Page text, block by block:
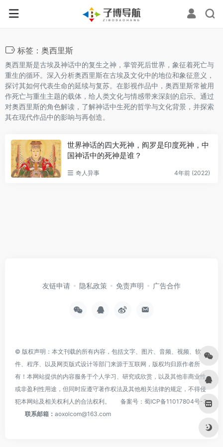
标签：奥西里斯
奥西里斯是古埃及神话中的复生之神，掌管死后世界，象征着死亡与
重生的循环。深入分析奥西里斯在古埃及文化中的地位和象征意义，
探讨其如何代表生命的延续与复苏。在影视作品中，奥西里斯常被用
作死亡与重生主题的载体，给人类文化与情感带来深刻的启示。通过
对奥西里斯的角色解读，了解神话中生死的哲学与文化背景，并探索
其在现代作品中的影响与再创造。
世界神话的四大死神，阎罗是印度死神，中
国神话中的死神是谁？
奇人异事 4年前 (2022)
友链申请 隐私政策 免责声明 广告合作
© 版权声明：本文刊载的所有内容，包括文字、图片、音频、视频、软
件、程序、以及网页版式设计等部门来源于互联网，版权均归原作者所
有！本网站提供的内容服务于个人学习、研究或欣赏，以及其他非商业性
或非盈利性用途，但同时应遵守著作权法及其他相关法律的规定，不得侵
犯本网站及相关权利人的合法权利。
备案号： 蜀ICP备11017804号-3
联系邮箱： aoxolcom@163.com